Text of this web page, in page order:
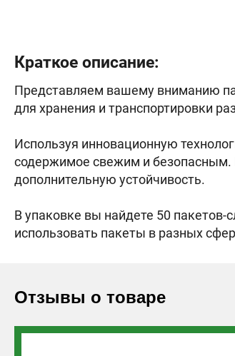
Краткое описание:
Представляем вашему вниманию
для хранения и транспортировки
Используя инновационную
содержимое свежим и безопасным.
дополнительную устойчивость.
В упаковке вы найдете 50 пакетов-
использовать пакеты в разных
Отзывы о товаре